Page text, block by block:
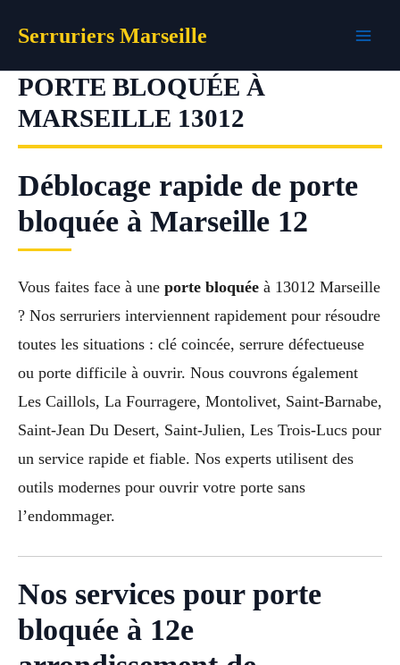
Serruriers Marseille
PORTE BLOQUÉE À
MARSEILLE 13012
Déblocage rapide de porte
bloquée à Marseille 12
Vous faites face à une porte bloquée à 13012 Marseille
? Nos serruriers interviennent rapidement pour résoudre
toutes les situations : clé coincée, serrure défectueuse
ou porte difficile à ouvrir. Nous couvrons également
Les Caillols, La Fourragere, Montolivet, Saint-Barnabe,
Saint-Jean Du Desert, Saint-Julien, Les Trois-Lucs pour
un service rapide et fiable. Nos experts utilisent des
outils modernes pour ouvrir votre porte sans
l’endommager.
Nos services pour porte
bloquée à 12e